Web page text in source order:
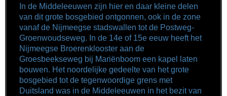
In de Middeleeuwen zijn hier en daar kleine delen
van dit grote bosgebied ontgonnen, ook in de zone
vanaf de Nijmeegse stadswallen tot de Postweg-
Groenwoudseweg. In de 14e of 15e eeuw heeft het
Nijmeegse Broerenklooster aan de
Groesbeekseweg bij Mariënboom een kapel laten
bouwen. Het noordelijke gedeelte van het grote
bosgebied tot de tegenwoordige grens met
Duitsland was in de Middeleeuwen in het bezit van